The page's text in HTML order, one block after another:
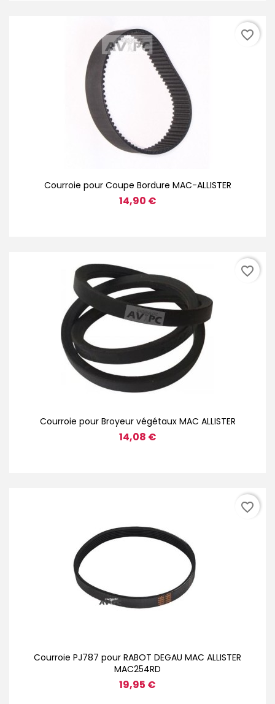
Courroie pour Coupe Bordure MAC-ALLISTER
14,90 €
favorite_border
Courroie pour Broyeur végétaux MAC ALLISTER
14,08 €
favorite_border
Courroie PJ787 pour RABOT DEGAU MAC ALLISTER
MAC254RD
19,95 €
favorite_border